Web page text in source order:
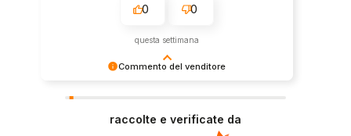
Commento del venditore
fornire il servizio giusto a clienti così fantastici.
0 0
questa settimana
raccolte e verificate da